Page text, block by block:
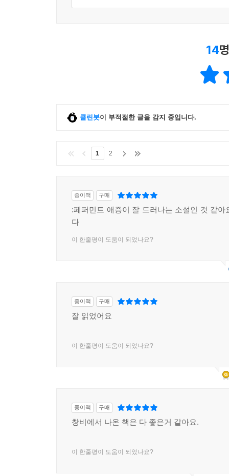
14
클린봇이 부적절한 글을 감지 중입니다.
1 2
종이책 구매
:페퍼민트 애증이 잘 드러나는 소설인 것 같아
다
이 한줄평이 도움이 되었나요?
종이책 구매
잘 읽었어요
이 한줄평이 도움이 되었나요?
종이책 구매
창비에서 나온 책은 다 좋은거 같아요.
이 한줄평이 도움이 되었나요?